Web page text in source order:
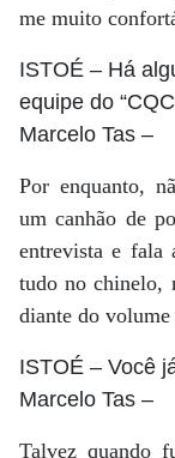
me muito
ISTOÉ – Há
equipe do
Marcelo Tas –
Por enquanto,
um canhão de
entrevista e fala
tudo no chinelo,
diante do
ISTOÉ – Você
Marcelo Tas –
Talvez quando